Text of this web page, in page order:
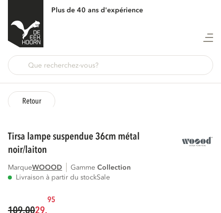
Plus de 40 ans d'expérience
Retour
tirsa lampe suspendue 36cm métal
noir/laiton
MarqueWOOOD Gamme
collection
Livraison à partir du stockSale
109.0029.
95